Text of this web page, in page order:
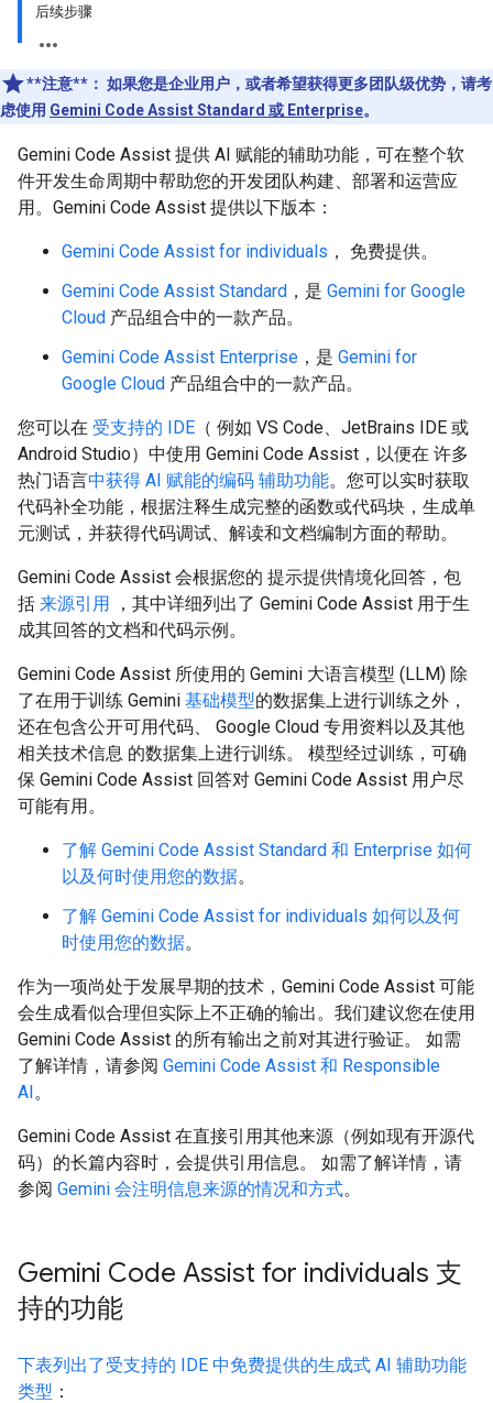
后续步骤
**注意**： 如果您是企业用户，或者希望获得更多团队级优势，请考
虑使用 Gemini Code Assist Standard 或 Enterprise。
Gemini Code Assist 提供 AI 赋能的辅助功能，可在整个软
件开发生命周期中帮助您的开发团队构建、部署和运营应
用。Gemini Code Assist 提供以下版本：
Gemini Code Assist for individuals ， 免费提供。
Gemini Code Assist Standard ，是 Gemini for Google
Cloud 产品组合中的一款产品。
Gemini Code Assist Enterprise ，是 Gemini for
Google Cloud 产品组合中的一款产品。
您可以在 受支持的 IDE （ 例如 VS Code、JetBrains IDE 或
Android Studio）中使用 Gemini Code Assist，以便在 许多
热门语言中获得 AI 赋能的编码 辅助功能。您可以实时获取
代码补全功能，根据注释生成完整的函数或代码块，生成单
元测试，并获得代码调试、解读和文档编制方面的帮助。
Gemini Code Assist 会根据您的 提示提供情境化回答，包
括 来源引用 ，其中详细列出了 Gemini Code Assist 用于生
成其回答的文档和代码示例。
Gemini Code Assist 所使用的 Gemini 大语言模型 (LLM) 除
了在用于训练 Gemini 基础模型的数据集上进行训练之外，
还在包含公开可用代码、 Google Cloud 专用资料以及其他
相关技术信息 的数据集上进行训练。 模型经过训练，可确
保 Gemini Code Assist 回答对 Gemini Code Assist 用户尽
可能有用。
了解 Gemini Code Assist Standard 和 Enterprise 如何
以及何时使用您的数据。
了解 Gemini Code Assist for individuals 如何以及何
时使用您的数据。
作为一项尚处于发展早期的技术，Gemini Code Assist 可能
会生成看似合理但实际上不正确的输出。我们建议您在使用
Gemini Code Assist 的所有输出之前对其进行验证。 如需
了解详情，请参阅 Gemini Code Assist 和 Responsible
AI。
Gemini Code Assist 在直接引用其他来源（例如现有开源代
码）的长篇内容时，会提供引用信息。 如需了解详情，请
参阅 Gemini 会注明信息来源的情况和方式。
Gemini Code Assist for individuals 支
持的功能
下表列出了受支持的 IDE 中免费提供的生成式 AI 辅助功能
类型 ：